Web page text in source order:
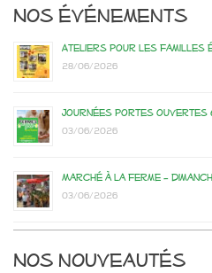
Nos événements
Ateliers pour les familles
28/06/2026
Journées portes ouvertes
03/06/2026
Marché à la ferme –
03/06/2026
Nos nouveautés